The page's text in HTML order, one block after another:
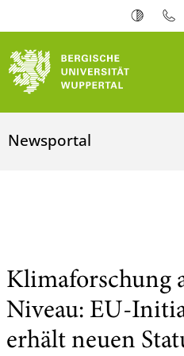
Newsportal
Klimaforschung
Niveau: EU-
erhält neuen